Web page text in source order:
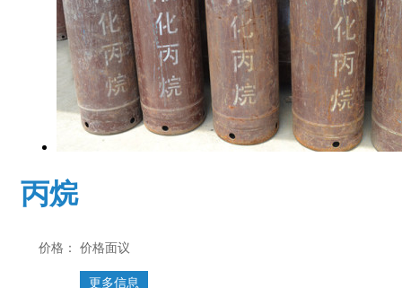
丙烷
价格： 价格面议
更多信息